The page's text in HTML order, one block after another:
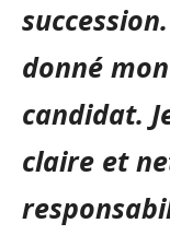
donné
candidat.
claire et